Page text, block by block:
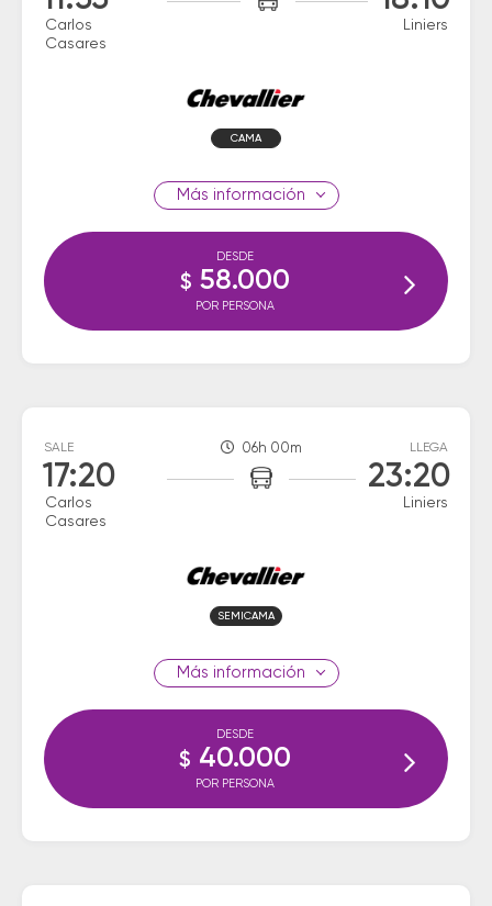
Carlos
Casares
Liniers
CAMA
información
DESDE
$ 58.000
POR PERSONA
SALE
17:20
Carlos
Casares
06h 00m LLEGA
23:20
Liniers
SEMICAMA
información
DESDE
$ 40.000
POR PERSONA